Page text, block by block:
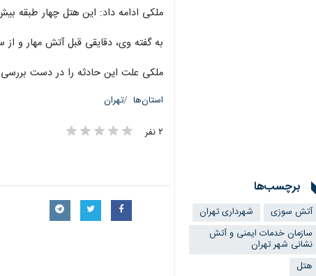
آغاز طرح دوشنبه‌های ایمنی
آتش‌سوزی مغازه تعویض روغن در
انبارهای غیرمجاز؛ عامل حریق‌های
برخورد پژو ۲۰۶ با گاردریل در تهران ۲ کشته داشت
آتش‌سوزی مجتمع مسکونی اکباتان تهران ۳۲
به گفته وی، دقایقی قبل آتش مهار و
ملکی علت این حادثه را در دست بررسی